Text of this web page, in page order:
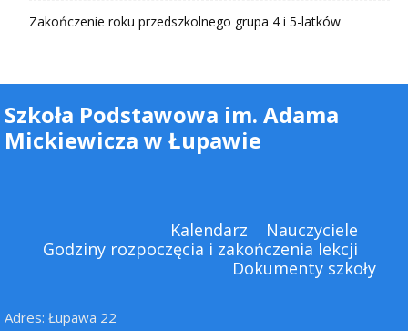
Zakończenie roku przedszkolnego grupa 4 i 5-latków
Szkoła Podstawowa im. Adama
Mickiewicza w Łupawie
Kalendarz
Nauczyciele
Godziny rozpoczęcia i zakończenia lekcji
Dokumenty szkoły
Adres: Łupawa 22